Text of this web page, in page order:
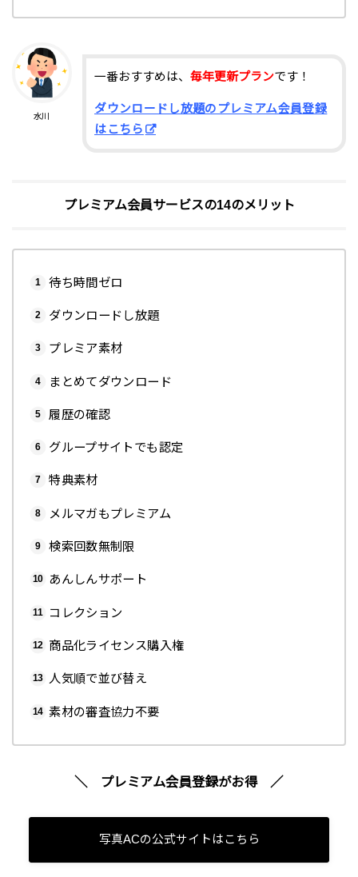
水川
一番おすすめは、毎年更新プランです！
ダウンロードし放題のプレミアム会員登録
はこちら
プレミアム会員サービスの14のメリット
待ち時間ゼロ
ダウンロードし放題
プレミア素材
まとめてダウンロード
履歴の確認
グループサイトでも認定
特典素材
メルマガもプレミアム
検索回数無制限
あんしんサポート
コレクション
商品化ライセンス購入権
人気順で並び替え
素材の審査協力不要
＼ プレミアム会員登録がお得 ／
写真ACの公式サイトはこちら